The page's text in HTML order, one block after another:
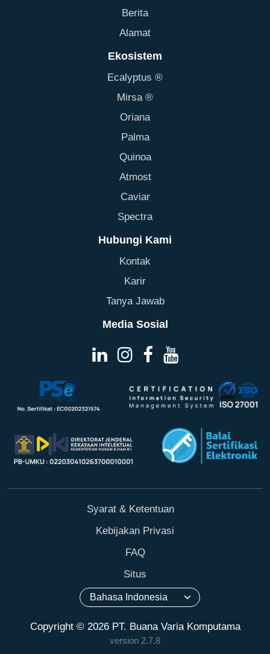
Berita
Alamat
Ekosistem
Ecalyptus ®
Mirsa ®
Oriana
Palma
Quinoa
Atmost
Caviar
Spectra
Hubungi Kami
Kontak
Karir
Tanya Jawab
Media Sosial
Syarat & Ketentuan
Kebijakan Privasi
FAQ
Situs
Copyright © 2026 PT. Buana Varia Komputama
version 2.7.8